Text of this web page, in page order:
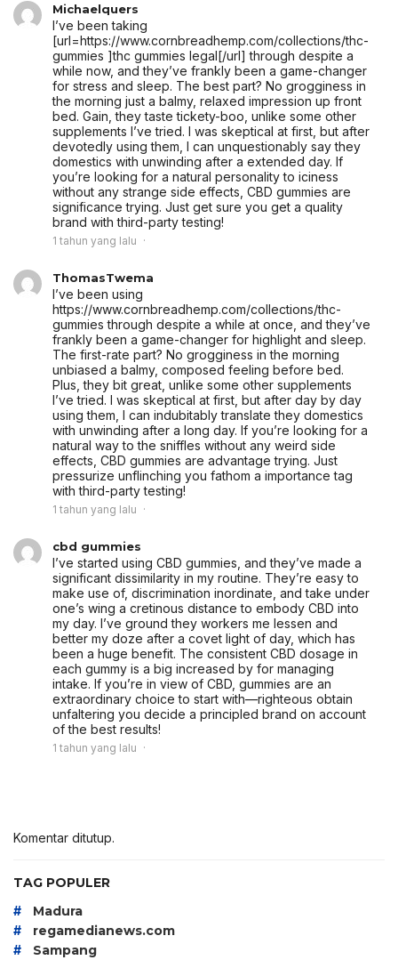
Michaelquers
I’ve been taking
[url=https://www.cornbreadhemp.com/collections/thc-
gummies ]thc gummies legal[/url] through despite a
while now, and they’ve frankly been a game-changer
for stress and sleep. The best part? No grogginess in
the morning just a balmy, relaxed impression up front
bed. Gain, they taste tickety-boo, unlike some other
supplements I’ve tried. I was skeptical at first, but after
devotedly using them, I can unquestionably say they
domestics with unwinding after a extended day. If
you’re looking for a natural personality to iciness
without any strange side effects, CBD gummies are
significance trying. Just get sure you get a quality
brand with third-party testing!
1 tahun yang lalu
ThomasTwema
I’ve been using
https://www.cornbreadhemp.com/collections/thc-
gummies through despite a while at once, and they’ve
frankly been a game-changer for highlight and sleep.
The first-rate part? No grogginess in the morning
unbiased a balmy, composed feeling before bed.
Plus, they bit great, unlike some other supplements
I’ve tried. I was skeptical at first, but after day by day
using them, I can indubitably translate they domestics
with unwinding after a long day. If you’re looking for a
natural way to the sniffles without any weird side
effects, CBD gummies are advantage trying. Just
pressurize unflinching you fathom a importance tag
with third-party testing!
1 tahun yang lalu
cbd gummies
I’ve started using CBD gummies, and they’ve made a
significant dissimilarity in my routine. They’re easy to
make use of, discrimination inordinate, and take under
one’s wing a cretinous distance to embody CBD into
my day. I’ve ground they workers me lessen and
better my doze after a covet light of day, which has
been a huge benefit. The consistent CBD dosage in
each gummy is a big increased by for managing
intake. If you’re in view of CBD, gummies are an
extraordinary choice to start with—righteous obtain
unfaltering you decide a principled brand on account
of the best results!
1 tahun yang lalu
Komentar ditutup.
TAG POPULER
# Madura
# regamedianews.com
# Sampang